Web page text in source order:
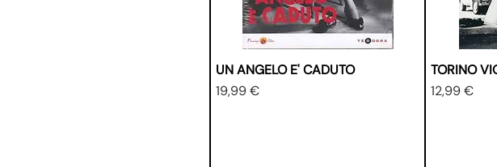
UN ANGELO E' CADUTO
Prezzo
19,99 €
TORINO
Prezzo
12,99 €